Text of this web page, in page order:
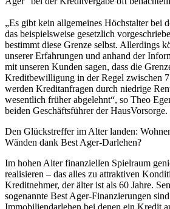
„Es gibt kein allgemeines Höchstalter bei
das beispielsweise gesetzlich
bestimmt diese Grenze selbst. Allerdings
unserer Erfahrungen und anhand der
mit unseren Kunden sagen, dass die
Kreditbewilligung in der Regel zwischen
werden Kreditanfragen durch niedrige
wesentlich früher abgelehnt“, so Theo
beiden Geschäftsführer der HausVorsorge.
Den Glückstreffer im Alter landen:
Wänden dank Best Ager-Darlehen?
Im hohen Alter finanziellen Spielraum
realisieren – das alles zu attraktiven
Kreditnehmer, der älter ist als 60 Jahre.
sogenannte Best Ager-Finanzierungen
Immobiliendarlehen bei denen ein Kredit